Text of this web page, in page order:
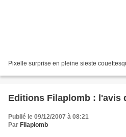
Pixelle surprise en pleine sieste
Editions Filaplomb : l'avis
Publié le 09/12/2007 à 08:21
Par Filaplomb